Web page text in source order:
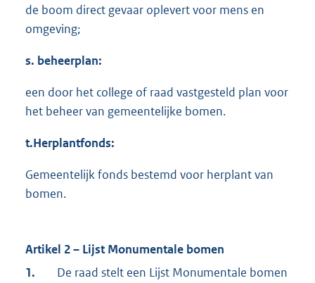
de boom direct gevaar oplevert voor mens en
omgeving;
s. beheerplan:
een door het college of raad vastgesteld plan voor
het beheer van gemeentelijke bomen.
t.Herplantfonds:
Gemeentelijk fonds bestemd voor herplant van
bomen.
Artikel 2 – Lijst Monumentale bomen
1.
De raad stelt een Lijst Monumentale bomen